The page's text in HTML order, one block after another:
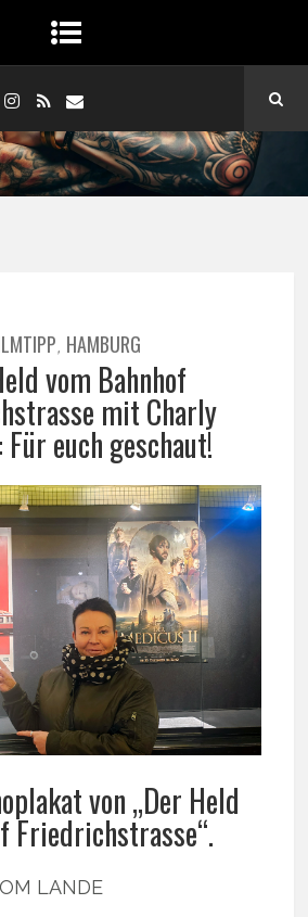
, HAMBURG
vom Bahnhof
mit Charly
euch geschaut!
von „Der Held
Friedrichstrasse“.
LANDE